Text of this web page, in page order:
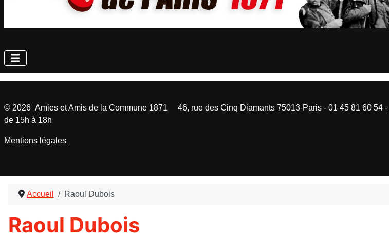
Accueil Raoul Dubois
Raoul Dubois
© 2026 Amies et Amis de la Commune 1871 46, rue des Cinq Diamants 75013-Paris - 01 45 81 60 54 -
de 15h à 18h
Mentions légales